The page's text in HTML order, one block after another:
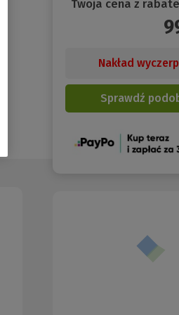
Twoja cena z
Nakład
Sprawdź
(Nowe